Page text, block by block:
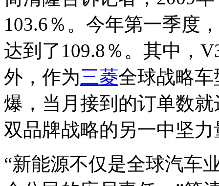
103.6％。今年第一季度
达到了109.8％。其中，
外，作为三菱全球战略
爆，当月接到的订单数
双品牌战略的另一中坚力
“新能源不仅是全球汽车